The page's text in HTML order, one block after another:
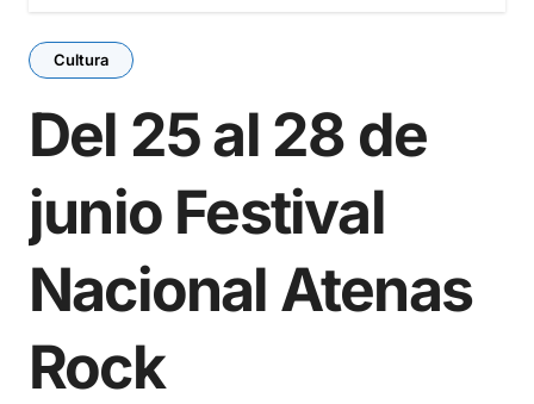
Cultura
Del 25 al 28 de
junio Festival
Nacional Atenas
Rock